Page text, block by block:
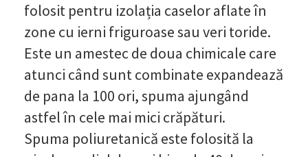
folosit pentru izolația caselor aflate în
zone cu ierni friguroase sau veri toride.
Este un amestec de doua chimicale care
atunci când sunt combinate expandează
de pana la 100 ori, spuma ajungând
astfel în cele mai mici crăpături.
Spuma poliuretanică este folosită la